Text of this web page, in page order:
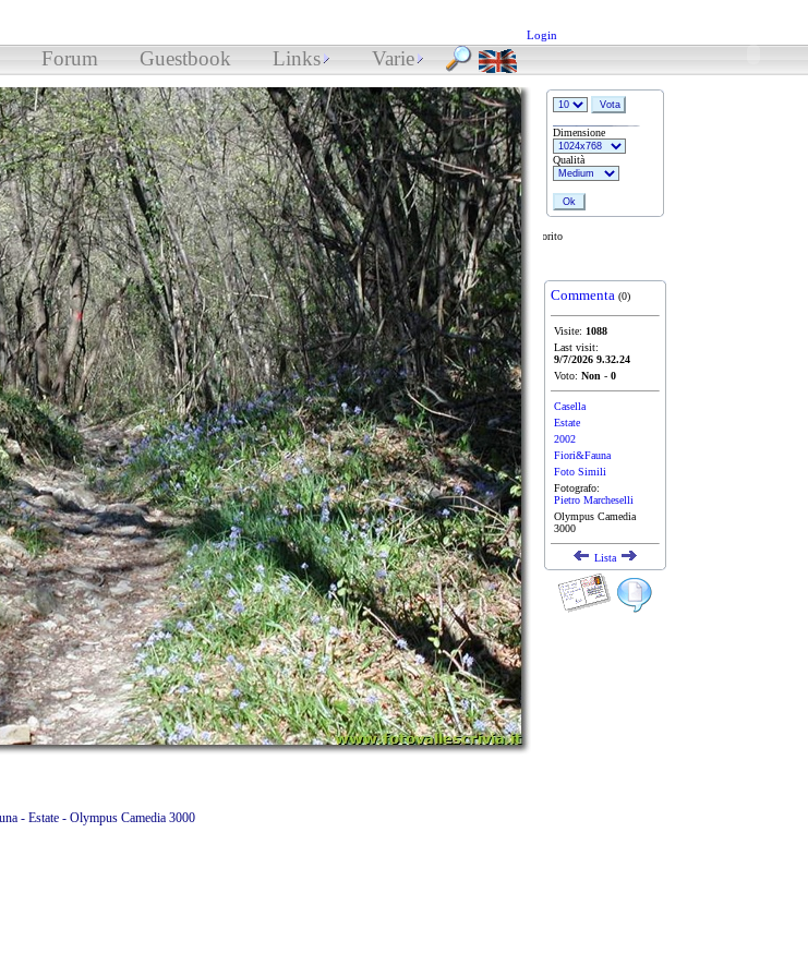
Login
Forum Guestbook Links Varie
- Estate - Olympus Camedia 3000
Dimensione
Qualità
Sottobosco fiorito
Commenta (0)
Visite: 1088
Last visit:
9/7/2026 9.32.24
Voto: Non - 0
Casella
Estate
2002
Fiori&Fauna
Foto Simili
Fotografo:
Pietro Marcheselli
Olympus Camedia
3000
Lista